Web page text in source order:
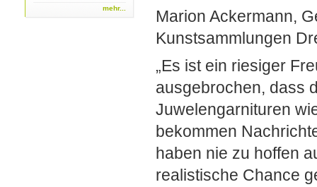
mehr...
Marion Ackermann,
Kunstsammlungen
„Es ist ein riesiger
ausgebrochen, dass
Juwelengarnituren
bekommen
haben nie zu hoffen
realistische Chance